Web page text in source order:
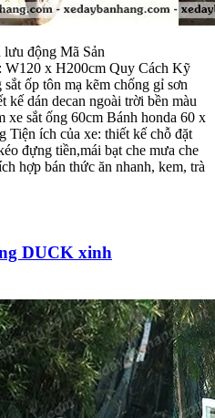
lưu động Mã Sản
x H200cm Quy Cách Kỹ
ốp tôn mạ kẽm chống gỉ sơn
kế dán decan ngoài trời bền màu
xe sắt ống 60cm Bánh honda 60 x
Tiện ích của xe: thiết kế chỗ đặt
đựng tiền,mái bạt che mưa che
hợp bán thức ăn nhanh, kem, trà
DUCK xinh